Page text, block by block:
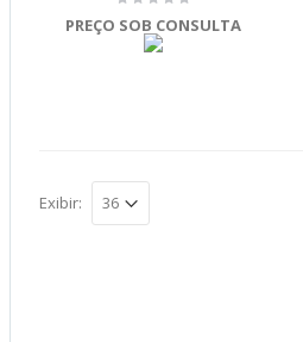
PREÇO SOB CONSULTA
Exibir: